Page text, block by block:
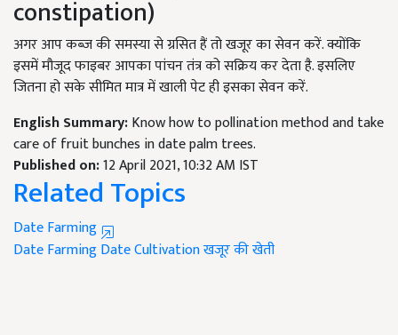
constipation)
अगर आप कब्ज की समस्या से ग्रसित हैं तो खजूर का सेवन करें. क्योंकि
इसमें मौजूद फाइबर आपका पांचन तंत्र को सक्रिय कर देता है. इसलिए
जितना हो सके सीमित मात्र में खाली पेट ही इसका सेवन करें.
English Summary:Know how to pollination method and take
care of fruit bunches in date palm trees.
Published on:12 April 2021, 10:32 AM IST
Related Topics
Date Farming
Date FarmingDate Cultivationखजूर की खेती